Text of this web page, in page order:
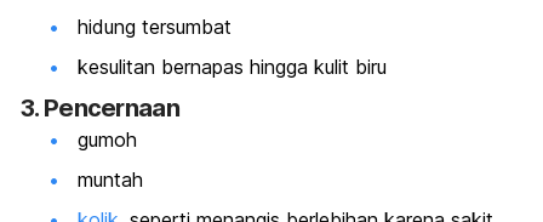
hidung tersumbat
kesulitan bernapas hingga kulit biru
3. Pencernaan
gumoh
muntah